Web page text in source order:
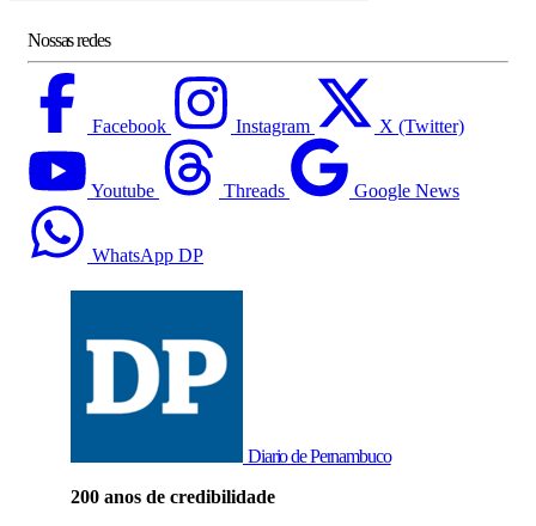
Nossas redes
Facebook Instagram X (Twitter)
Youtube Threads Google News
WhatsApp DP
Diario de Pernambuco
200 anos de credibilidade